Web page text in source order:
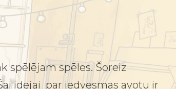
spēlējam spēles. Šoreiz
idejai par iedvesmas avotu ir